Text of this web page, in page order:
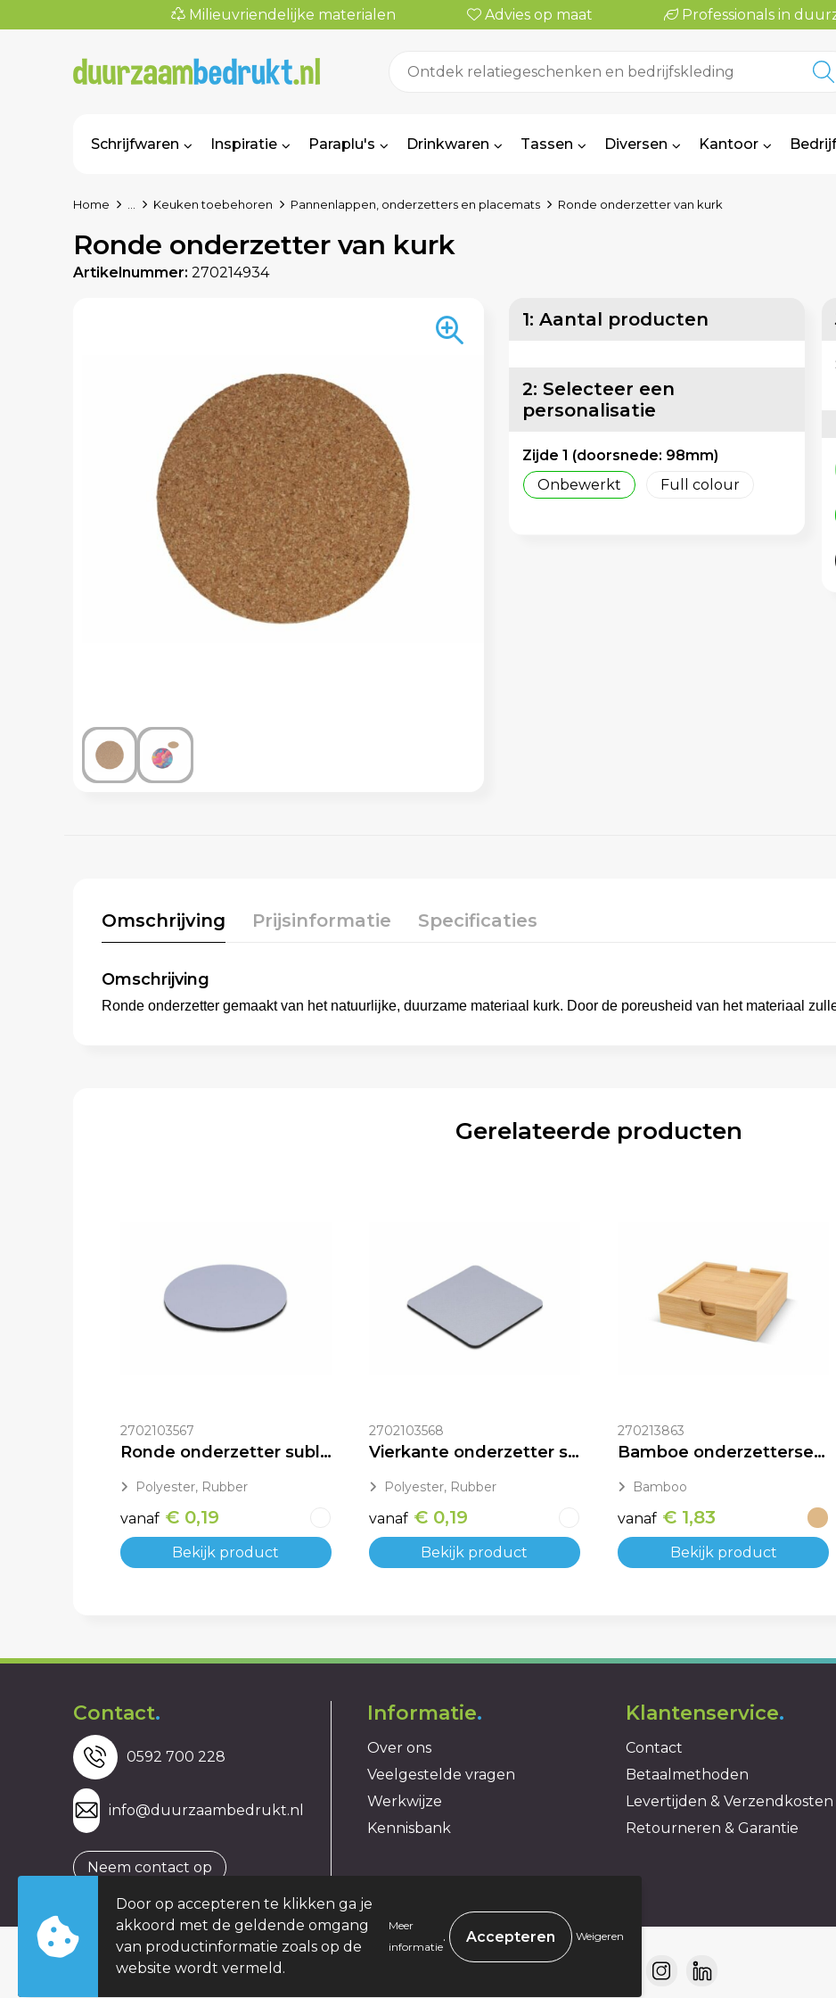
Milieuvriendelijke materialen Advies op maat Professionals in
Schrijfwaren Inspiratie Paraplu's Drinkwaren Tassen Diversen Kantoor
Home Keuken toebehoren Pannenlappen, onderzetters en placemats Ronde onderzetter van kurk
Ronde onderzetter van kurk
Artikelnummer: 270214934
1: Aantal producten
2: Selecteer een
personalisatie
Zijde 1 (doorsnede: 98mm)
Onbewerkt
Full colour
Omschrijving Prijsinformatie Specificaties
Omschrijving
Ronde onderzetter gemaakt van het natuurlijke, duurzame materiaal kurk. Door de poreusheid van het materiaal
Gerelateerde producten
2702103567
Ronde onderzetter sublimatie
Polyester, Rubber
vanaf € 0,19
Bekijk product
2702103568
Vierkante onderzetter sublimatie
Polyester, Rubber
vanaf € 0,19
Bekijk product
270213863
Bamboe onderzetterset (4 stuks)
Bamboo
vanaf € 1,83
Bekijk product
Contact.
0592 700 228
info@duurzaambedrukt.nl
Neem contact op
Informatie.
Over ons
Veelgestelde vragen
Werkwijze
Kennisbank
Klantenservice.
Contact
Betaalmethoden
Levertijden & Verzendkosten
Retourneren & Garantie
© Copyright duurzaambedrukt.nl 2026
Door op accepteren te klikken ga je
akkoord met de geldende omgang
van productinformatie zoals op de
website wordt vermeld.
Meer
informatie
. Weigeren